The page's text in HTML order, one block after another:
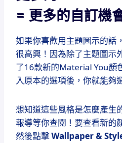
= 更多的自訂機
如果你喜歡用主題圖示的話
很高興！因為除了主題圖示
了16款新的Material You顏
入原本的選項後，你就能夠
想知道這些風格是怎麼產生
報導等你查閱！要查看新的
然後點擊Wallpaper &